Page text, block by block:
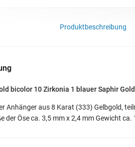
Produktbeschreibung
bicolor 10 Zirkonia 1 blauer Saphir
Anhänger aus 8 Karat (333) Gelbgold,
der Öse ca. 3,5 mm x 2,4 mm Gewicht